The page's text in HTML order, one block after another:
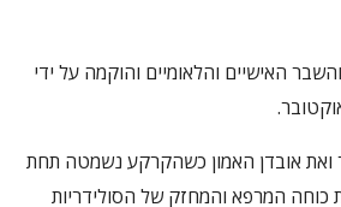
האישיים והלאומיים והוקמה על ידי
ואת אובדן האמון כשהקרקע נשמטה תחת
כוחה המרפא והמחזק של הסולידריות